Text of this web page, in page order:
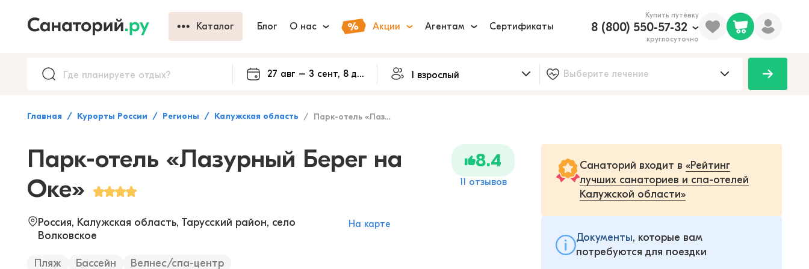
Каталог Блог О нас Акции Агентам Сертификаты
Купить путёвку
8 (800) 550-57-32
круглосуточно
Главная Курорты России Регионы Калужская область Парк-отель «Лазурный Берег на Оке»
Парк-отель «Лазурный Берег на
Оке»
Россия, Калужская область, Тарусский район, село
Волковское
На карте
Пляж Бассейн Велнес/спа-центр
8.4
11 отзывов
Санаторий входит в «Рейтинг
лучших санаториев и спа-отелей
Калужской области»
Документы, которые вам
потребуются для поездки